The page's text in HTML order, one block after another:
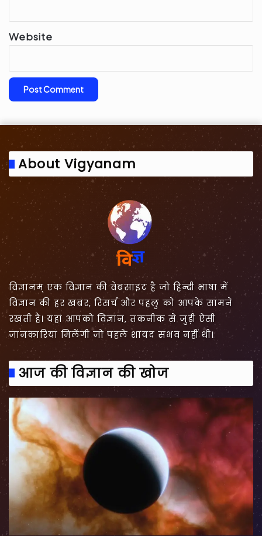
Website
About Vigyanam
विज्ञानम् एक विज्ञान की वेबसाइट है जो हिन्दी भाषा में
विज्ञान की हर खबर, रिसर्च और पहलु को आपके सामने
रखती है। यहां आपको विज्ञान, तकनीक से जुड़ी ऐसी
जानकारियां मिलेंगी जो पहले शायद संभव नहीं थी।
आज की विज्ञान की खोज